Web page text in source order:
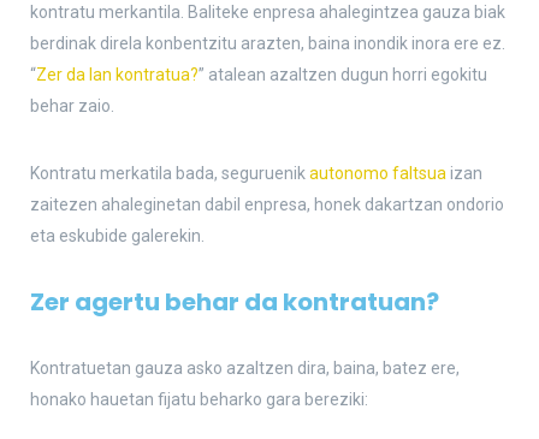
kontratu merkantila. Baliteke enpresa ahalegintzea gauza biak
berdinak direla konbentzitu arazten, baina inondik inora ere ez.
“Zer da lan kontratua?” atalean azaltzen dugun horri egokitu
behar zaio.
Kontratu merkatila bada, seguruenik autonomo faltsua izan
zaitezen ahaleginetan dabil enpresa, honek dakartzan ondorio
eta eskubide galerekin.
Zer agertu behar da kontratuan?
Kontratuetan gauza asko azaltzen dira, baina, batez ere,
honako hauetan fijatu beharko gara bereziki: